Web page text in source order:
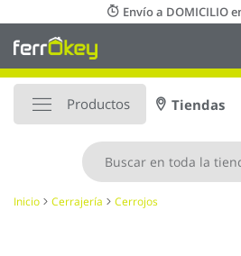
al
contenido
Envío a DOMICILIO
Productos Tiendas
Inicio Cerrajería Cerrojos